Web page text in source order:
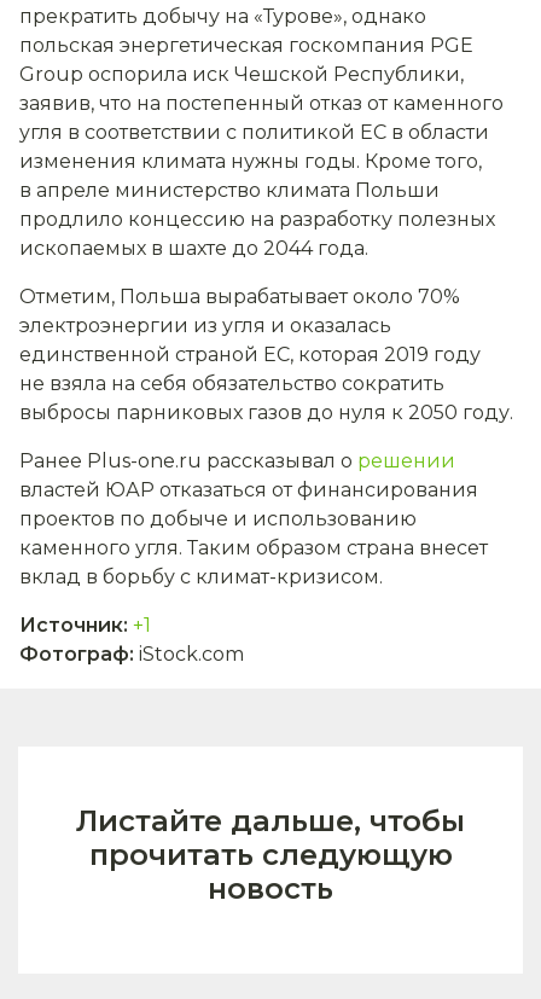
прекратить добычу на «Турове», однако
польская энергетическая госкомпания PGE
Group оспорила иск Чешской Республики,
заявив, что на постепенный отказ от каменного
угля в соответствии с политикой ЕС в области
изменения климата нужны годы. Кроме того,
в апреле министерство климата Польши
продлило концессию на разработку полезных
ископаемых в шахте до 2044 года.
Отметим, Польша вырабатывает около 70%
электроэнергии из угля и оказалась
единственной страной ЕС, которая 2019 году
не взяла на себя обязательство сократить
выбросы парниковых газов до нуля к 2050 году.
Ранее Plus-one.ru рассказывал о решении
властей ЮАР отказаться от финансирования
проектов по добыче и использованию
каменного угля. Таким образом страна внесет
вклад в борьбу с климат-кризисом.
Источник: +1
Фотограф: iStock.com
Листайте дальше, чтобы
прочитать следующую
новость